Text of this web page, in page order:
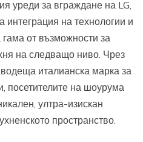
уреди за вграждане на LG,
интеграция на технологии и
от възможности за
на следващо ниво. Чрез
италианска марка за
посетителите на шоурума
ултра-изискан
пространство.